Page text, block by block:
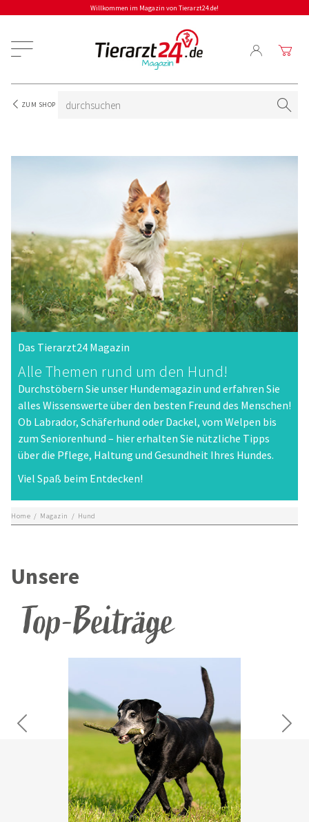
Willkommen im Magazin von Tierarzt24.de!
ZUM SHOP
Das Tierarzt24 Magazin
Alle Themen rund um den Hund!
Durchstöbern Sie unser Hundemagazin und erfahren Sie
alles Wissenswerte über den besten Freund des Menschen!
Ob Labrador, Schäferhund oder Dackel, vom Welpen bis
zum Seniorenhund – hier erhalten Sie nützliche Tipps
über die Pflege, Haltung und Gesundheit Ihres Hundes.
Viel Spaß beim Entdecken!
Home / Magazin / Hund
Unsere
Top-Beiträge
Previous Next